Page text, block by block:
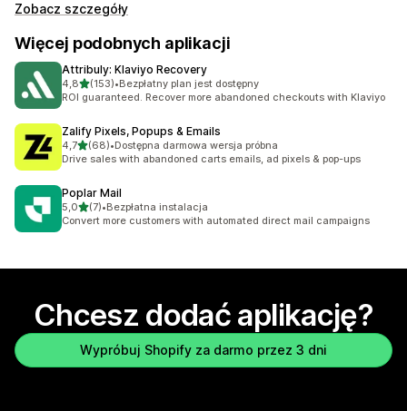
Zobacz szczegóły
Więcej podobnych aplikacji
Attribuly: Klaviyo Recovery
4,8na 5 gwiazdek
(153)
Łączna liczba recenzji: 153
•Bezpłatny plan jest dostępny
ROI guaranteed. Recover more abandoned checkouts with Klaviyo
Zalify Pixels, Popups & Emails
4,7na 5 gwiazdek
(68)
Łączna liczba recenzji: 68
•Dostępna darmowa wersja próbna
Drive sales with abandoned carts emails, ad pixels & pop-ups
Poplar Mail
5,0na 5 gwiazdek
(7)
Łączna liczba recenzji: 7
•Bezpłatna instalacja
Convert more customers with automated direct mail campaigns
Chcesz dodać aplikację?
Wypróbuj Shopify za darmo przez 3 dni